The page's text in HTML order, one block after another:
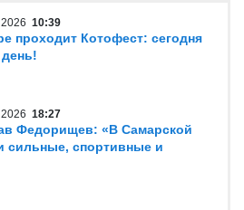
2026 10:39
проходит Котофест: сегодня
2026 18:27
Федорищев: «В Самарской
сильные, спортивные и